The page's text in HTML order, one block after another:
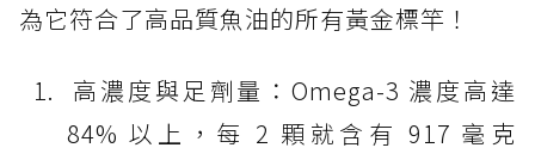
為它符合了高品質魚油的所有黃金標竿！
高濃度與足劑量：Omega-3 濃度高達
84% 以上，每 2 顆就含有 917 毫克